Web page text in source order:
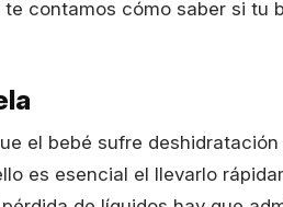
contamos cómo saber si tu
el bebé sufre deshidratación
es esencial el llevarlo